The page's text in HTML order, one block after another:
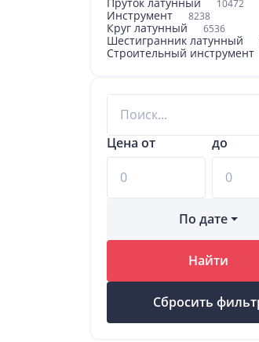
10472
Инструмент 8238
Круг латунный 6536
Шестигранник латунный
Строительный инструмент
Цена от до
По дате
Найти
Сбросить